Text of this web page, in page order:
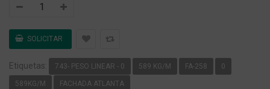
Etiquetas: 743- PESO LINEAR - 0 589 KG/M FA-258 0
589KG/M FACHADA ATLANTA